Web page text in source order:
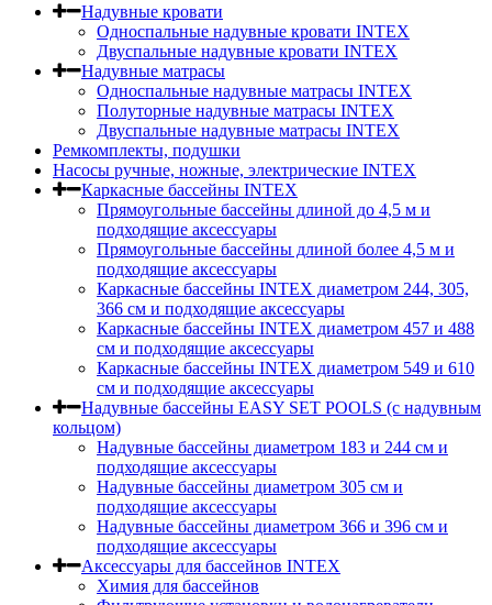
Надувные кровати
Односпальные надувные кровати INTEX
Двуспальные надувные кровати INTEX
Надувные матрасы
Односпальные надувные матрасы INTEX
Полуторные надувные матрасы INTEX
Двуспальные надувные матрасы INTEX
Ремкомплекты, подушки
Насосы ручные, ножные, электрические INTEX
Каркасные бассейны INTEX
Прямоугольные бассейны длиной до 4,5 м и
подходящие аксессуары
Прямоугольные бассейны длиной более 4,5 м и
подходящие аксессуары
Каркасные бассейны INTEX диаметром 244, 305,
366 см и подходящие аксессуары
Каркасные бассейны INTEX диаметром 457 и 488
cм и подходящие аксессуары
Каркасные бассейны INTEX диаметром 549 и 610
см и подходящие аксессуары
Надувные бассейны EASY SET POOLS (с надувным
кольцом)
Надувные бассейны диаметром 183 и 244 см и
подходящие аксессуары
Надувные бассейны диаметром 305 см и
подходящие аксессуары
Надувные бассейны диаметром 366 и 396 см и
подходящие аксессуары
Аксессуары для бассейнов INTEX
Химия для бассейнов